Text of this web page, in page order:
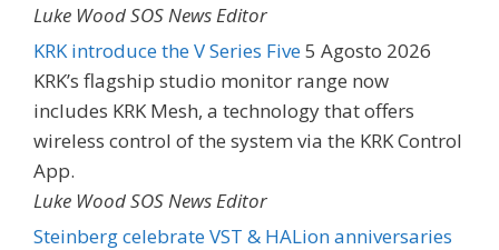
Luke Wood SOS News Editor
KRK introduce the V Series Five5 Agosto 2026
KRK’s flagship studio monitor range now
includes KRK Mesh, a technology that offers
wireless control of the system via the KRK Control
App.
Luke Wood SOS News Editor
Steinberg celebrate VST & HALion anniversaries